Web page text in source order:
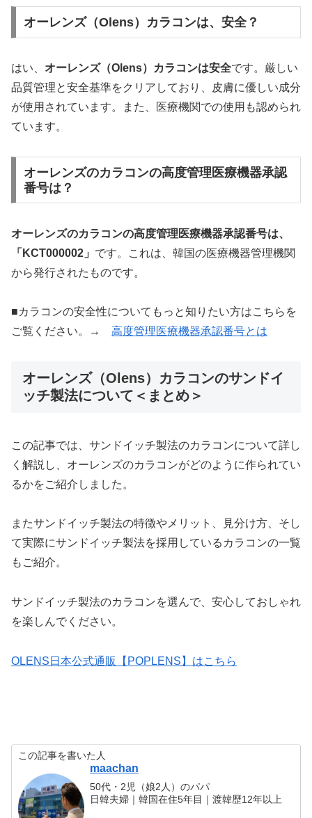
オーレンズ（Olens）カラコンは、安全？
はい、 オーレンズ（Olens）カラコンは安全です。厳しい
品質管理と安全基準をクリアしており、皮膚に優しい成分
が使用されています。また、医療機関での使用も認められ
ています。
オーレンズのカラコンの高度管理医療機器承認
番号は？
オーレンズのカラコンの高度管理医療機器承認番号は、
「KCT000002」 です。これは、韓国の医療機器管理機関
から発行されたものです。
■カラコンの安全性についてもっと知りたい方はこちらを
ご覧ください。→ 高度管理医療機器承認番号とは
オーレンズ（Olens）カラコンのサンドイ
ッチ製法について＜まとめ＞
この記事では、サンドイッチ製法のカラコンについて詳し
く解説し、オーレンズのカラコンがどのように作られてい
るかをご紹介しました。
またサンドイッチ製法の特徴やメリット、見分け方、そし
て実際にサンドイッチ製法を採用しているカラコンの一覧
もご紹介。
サンドイッチ製法のカラコンを選んで、安心しておしゃれ
を楽しんでください。
OLENS日本公式通販【POPLENS】はこちら
この記事を書いた人
maachan
50代・2児（娘2人）のパパ
日韓夫婦｜韓国在住5年目｜渡韓歴12年以上